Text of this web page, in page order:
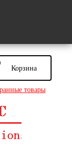
товары